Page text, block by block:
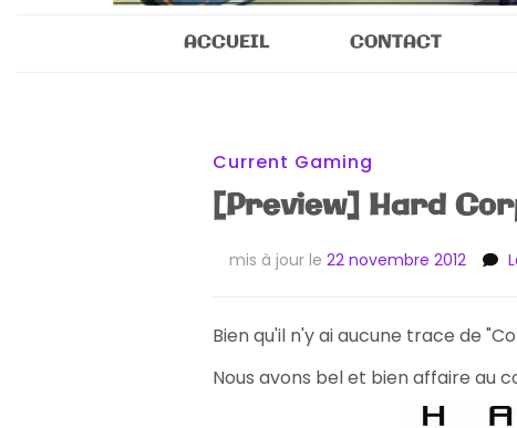
Sp!nz Show
ACCUEIL CONTACT
Current Gaming
[Preview] Hard
mis à jour le 22 novembre 2012
Bien qu'il n'y ai aucune trace de
Nous avons bel et bien affaire au